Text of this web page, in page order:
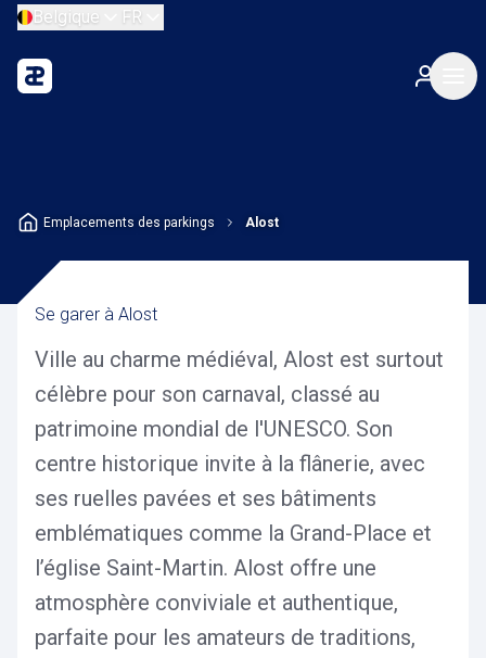
Belgique FR
Emplacements des parkings Alost
Se garer à Alost
Ville au charme médiéval, Alost est surtout
célèbre pour son carnaval, classé au
patrimoine mondial de l'UNESCO. Son
centre historique invite à la flânerie, avec
ses ruelles pavées et ses bâtiments
emblématiques comme la Grand-Place et
l’église Saint-Martin. Alost offre une
atmosphère conviviale et authentique,
parfaite pour les amateurs de traditions,